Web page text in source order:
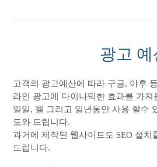
광고 예
고객의 광고예산에 따라 구글, 야후
라인 광고에 다이나믹한 효과를 가
일일, 월 그리고 일년동안 사용 할수
도와 드립니다.
과거에 제작된 웹사이트도 SEO 설
드립니다.